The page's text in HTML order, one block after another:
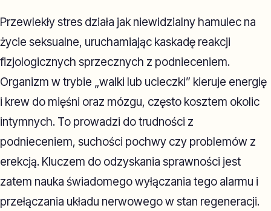
Przewlekły stres działa jak niewidzialny hamulec na
życie seksualne, uruchamiając kaskadę reakcji
fizjologicznych sprzecznych z podnieceniem.
Organizm w trybie „walki lub ucieczki” kieruje energię
i krew do mięśni oraz mózgu, często kosztem okolic
intymnych. To prowadzi do trudności z
podnieceniem, suchości pochwy czy problemów z
erekcją. Kluczem do odzyskania sprawności jest
zatem nauka świadomego wyłączania tego alarmu i
przełączania układu nerwowego w stan regeneracji.